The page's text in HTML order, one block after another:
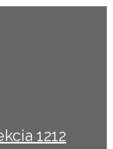
1212